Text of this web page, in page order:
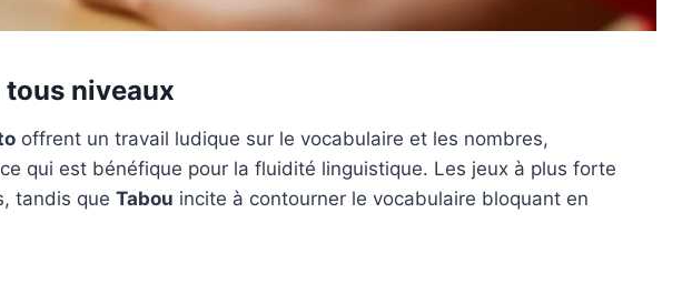
tous niveaux
offrent un travail ludique sur le vocabulaire et les nombres,
qui est bénéfique pour la fluidité linguistique. Les jeux à plus forte
tandis que Tabou incite à contourner le vocabulaire bloquant en